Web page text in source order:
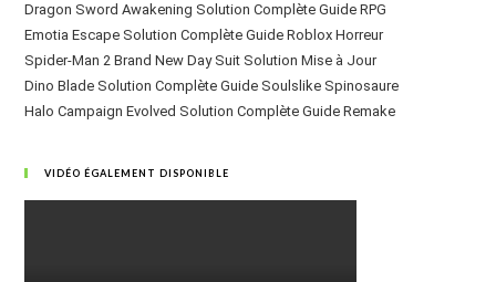
Dragon Sword Awakening Solution Complète Guide RPG
Emotia Escape Solution Complète Guide Roblox Horreur
Spider-Man 2 Brand New Day Suit Solution Mise à Jour
Dino Blade Solution Complète Guide Soulslike Spinosaure
Halo Campaign Evolved Solution Complète Guide Remake
VIDÉO ÉGALEMENT DISPONIBLE